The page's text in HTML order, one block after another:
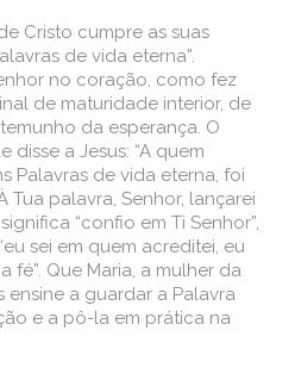
Cristo cumpre as suas
de vida eterna”.
no coração, como fez
de maturidade interior, de
da esperança. O
a Jesus: “A quem
Palavras de vida eterna, foi
Tua palavra, Senhor, lançarei
“confio em Ti Senhor”,
sei em quem acreditei, eu
fé”. Que Maria, a mulher da
ensine a guardar a Palavra
e a pô-la em prática na